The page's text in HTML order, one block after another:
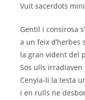
Vuit sacerdots
Gentil i consirosa
a un feix d’herbes
la gran vident del
Sos ulls
Cenyia-li la testa
i en rulls ne